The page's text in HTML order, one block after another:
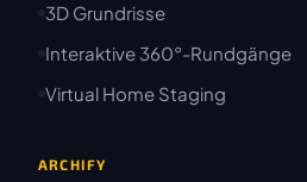
3D Grundrisse
Interaktive 360°-Rundgänge
Virtual Home Staging
ARCHIFY